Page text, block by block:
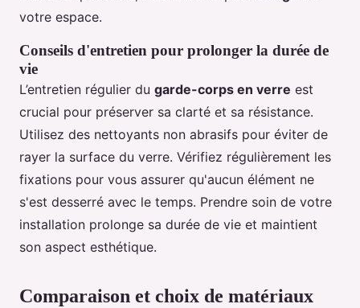
votre espace.
Conseils d'entretien pour prolonger la durée de
vie
L’entretien régulier du garde-corps en verre est
crucial pour préserver sa clarté et sa résistance.
Utilisez des nettoyants non abrasifs pour éviter de
rayer la surface du verre. Vérifiez régulièrement les
fixations pour vous assurer qu'aucun élément ne
s'est desserré avec le temps. Prendre soin de votre
installation prolonge sa durée de vie et maintient
son aspect esthétique.
Comparaison et choix de matériaux